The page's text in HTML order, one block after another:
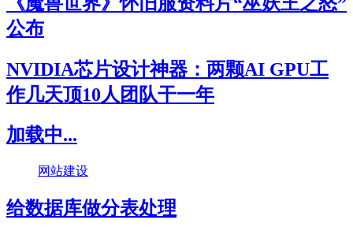
公布
NVIDIA芯片设计神器：两颗AI GPU工
作几天顶10人团队干一年
加载中...
网站建设
给数据库做分表处理